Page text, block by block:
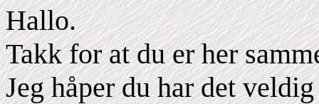
Hallo.
Takk for at du er her
Jeg håper du har det